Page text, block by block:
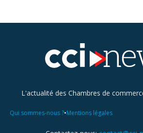
L'actualité des Chambres de
Qui sommes-nous ?•Mentions légales